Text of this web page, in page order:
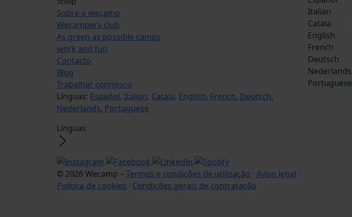
Sobre o wecamp
Wecampers club
As green as possible camps
work and fun
Contacto
Blog
Trabalhar connosco
Línguas: Español, Italian, Catala, English, French, Deutsch,
Nederlands, Portuguese
Línguas
© 2026 Wecamp – Termos e condições de utilização · Aviso legal ·
Política de cookies · Condições gerais de contratação
Italian
Catala
English
French
Deutsch
Nederlands
Portuguese